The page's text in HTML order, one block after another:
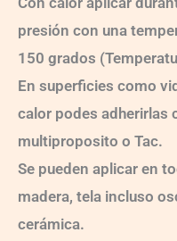
presión con una
150 grados
En superficies como
calor podes adherirlas
multiproposito o Tac.
Se pueden aplicar en
madera, tela incluso
cerámica.